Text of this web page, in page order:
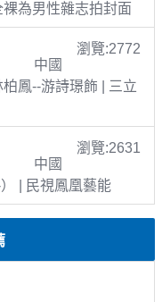
為男性雜志拍封面
瀏覽:2772
中國
鳳--游詩璟飾 | 三立
瀏覽:2631
中國
| 民視鳳凰藝能